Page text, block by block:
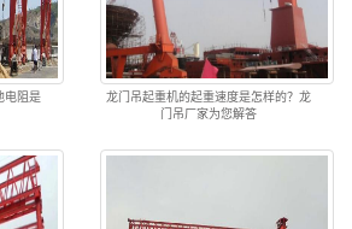
电阻是
龙门吊起重机的起重速度是怎样的？龙
门吊厂家为您解答